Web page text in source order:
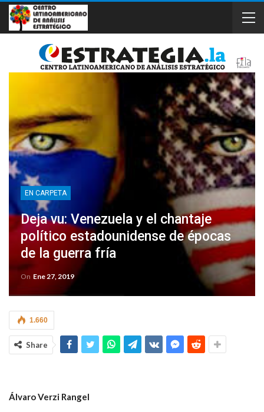
EN CARPETA
Deja vu: Venezuela y el chantaje
político estadounidense de épocas
de la guerra fría
On Ene 27, 2019
1.660
Share
Álvaro Verzi Rangel